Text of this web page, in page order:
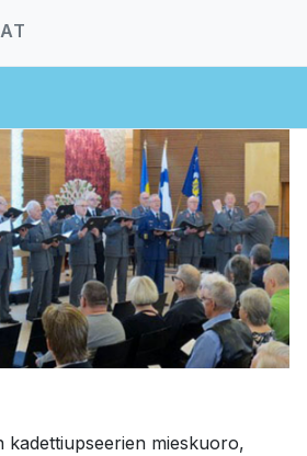
kadettiupseerien mieskuoro,